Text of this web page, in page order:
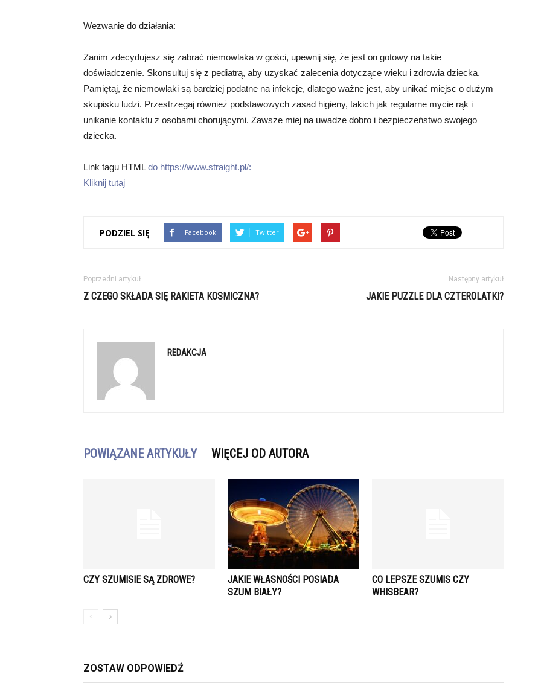
Wezwanie do działania:
Zanim zdecydujesz się zabrać niemowlaka w gości, upewnij się, że jest on gotowy na takie
doświadczenie. Skonsultuj się z pediatrą, aby uzyskać zalecenia dotyczące wieku i zdrowia dziecka.
Pamiętaj, że niemowlaki są bardziej podatne na infekcje, dlatego ważne jest, aby unikać miejsc o dużym
skupisku ludzi. Przestrzegaj również podstawowych zasad higieny, takich jak regularne mycie rąk i
unikanie kontaktu z osobami chorującymi. Zawsze miej na uwadze dobro i bezpieczeństwo swojego
dziecka.
Link tagu HTMLdo https://www.straight.pl/:
Kliknij tutaj
PODZIEL SIĘ Facebook Twitter
Poprzedni artykuł
Z CZEGO SKŁADA SIĘ RAKIETA KOSMICZNA?
Następny artykuł
JAKIE PUZZLE DLA CZTEROLATKI?
REDAKCJA
POWIĄZANE ARTYKUŁY WIĘCEJ OD AUTORA
CZY SZUMISIE SĄ ZDROWE?
JAKIE WŁASNOŚCI POSIADA
SZUM BIAŁY?
CO LEPSZE SZUMIS CZY
WHISBEAR?
ZOSTAW ODPOWIEDŹ